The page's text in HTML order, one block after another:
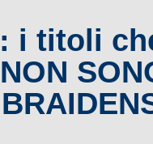
i titoli